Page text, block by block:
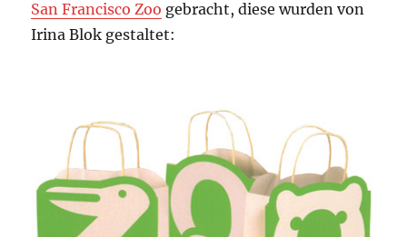
San Francisco Zoo gebracht, diese wurden von
Irina Blok gestaltet: